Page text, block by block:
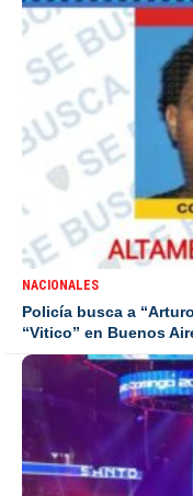
NACIONALES
Policía busca a
“Vitico” en Buenos